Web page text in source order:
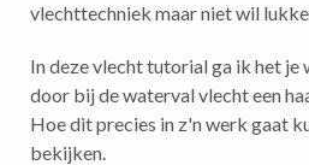
vlechttechniek maar niet wil
In deze vlecht tutorial ga ik het
door bij de waterval vlecht een
Hoe dit precies in z'n werk gaat
bekijken.